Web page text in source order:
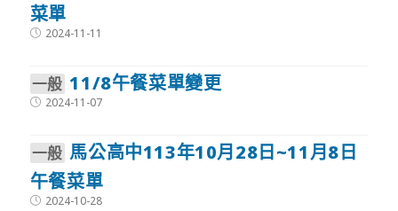
菜單
Post2024-11-11
⼀般 11/8午餐菜單變更
Post2024-11-07
⼀般 馬公高中113年10月28日~11月8日
午餐菜單
Post2024-10-28